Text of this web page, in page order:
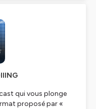
qui vous plonge
proposé par «